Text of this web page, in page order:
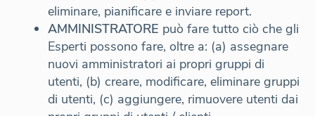
eliminare, pianificare e inviare report.
AMMINISTRATORE può fare tutto ciò che gli
Esperti possono fare, oltre a: (a) assegnare
nuovi amministratori ai propri gruppi di
utenti, (b) creare, modificare, eliminare gruppi
di utenti, (c) aggiungere, rimuovere utenti dai